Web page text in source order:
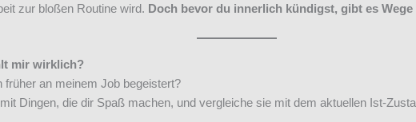
zur bloßen Routine wird. Doch bevor du innerlich kündigst, gibt es
mir wirklich?
früher an meinem Job begeistert?
Dingen, die dir Spaß machen, und vergleiche sie mit dem aktuellen Ist-